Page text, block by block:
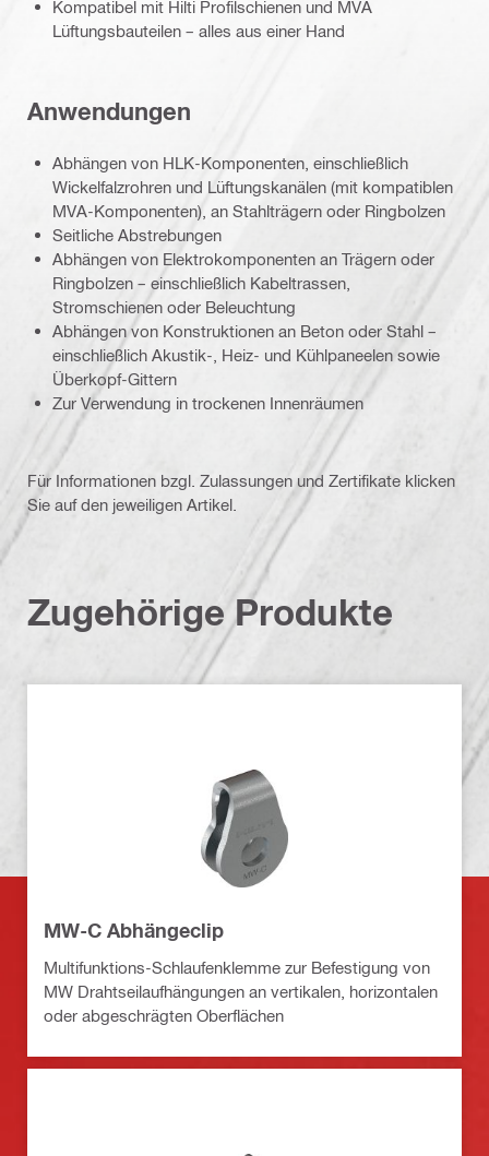
Kompatibel mit Hilti Profilschienen und MVA
Lüftungsbauteilen – alles aus einer Hand
Anwendungen
Abhängen von HLK-Komponenten, einschließlich
Wickelfalzrohren und Lüftungskanälen (mit kompatiblen
MVA-Komponenten), an Stahlträgern oder Ringbolzen
Seitliche Abstrebungen
Abhängen von Elektrokomponenten an Trägern oder
Ringbolzen – einschließlich Kabeltrassen,
Stromschienen oder Beleuchtung
Abhängen von Konstruktionen an Beton oder Stahl –
einschließlich Akustik-, Heiz- und Kühlpaneelen sowie
Überkopf-Gittern
Zur Verwendung in trockenen Innenräumen
Für Informationen bzgl. Zulassungen und Zertifikate klicken
Sie auf den jeweiligen Artikel.
Zugehörige Produkte
MW-C Abhängeclip
Multifunktions-Schlaufenklemme zur Befestigung von
MW Drahtseilaufhängungen an vertikalen, horizontalen
oder abgeschrägten Oberflächen